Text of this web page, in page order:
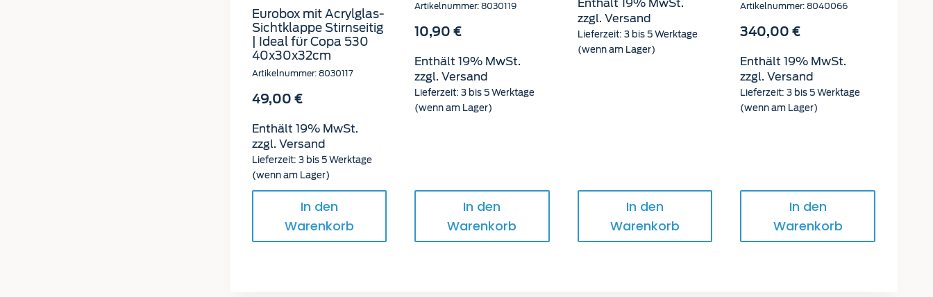
Eurobox mit Acrylglas-
Sichtklappe Stirnseitig
| Ideal für Copa 530
40x30x32cm
Artikelnummer: 8030117
49,00 €
Enthält 19% MwSt.
zzgl. Versand
Lieferzeit: 3 bis 5 Werktage
(wenn am Lager)
In den
Warenkorb
Artikelnummer: 8030119
10,90€
Enthält 19% MwSt.
zzgl.Versand
Lieferzeit: 3 bis 5 Werktage
(wenn am Lager)
In den
Warenkorb
Enthält 19% MwSt.
zzgl. Versand
Lieferzeit: 3 bis 5 Werktage
(wenn am Lager)
In den
Warenkorb
Artikelnummer: 8040066
340,00€
Enthält 19% MwSt.
zzgl.Versand
Lieferzeit: 3 bis 5 Werktage
(wenn am Lager)
In den
Warenkorb